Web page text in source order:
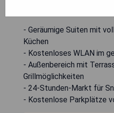
- Geräumige Suiten mit
Küchen
- Kostenloses WLAN im
- Außenbereich mit
Grillmöglichkeiten
- 24-Stunden-Markt für
- Kostenlose Parkplätze